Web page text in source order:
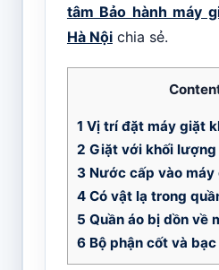
tâm Bảo hành máy
Hà Nộichia sẻ.
1 Vị trí đặt máy giặt
2 Giặt với khối lượng
3Nước cấp vào máy
4Có vật lạ trong
5 Quần áo bị dồn về
6Bộ phận cốt và